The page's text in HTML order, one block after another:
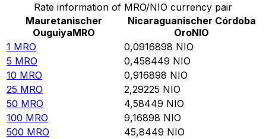
Rate information of MRO/NIO currency pair
Mauretanischer
OuguiyaMRO
Nicaraguanischer Córdoba
OroNIO
1 MRO 0,0916898 NIO
5 MRO 0,458449 NIO
10 MRO 0,916898 NIO
25 MRO 2,29225 NIO
50 MRO 4,58449 NIO
100 MRO 9,16898 NIO
500 MRO 45,8449 NIO